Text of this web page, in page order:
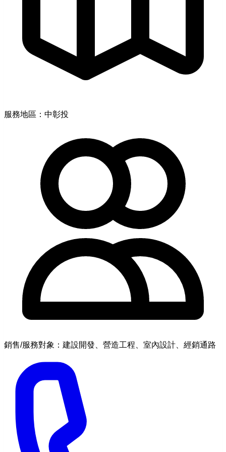
服務地區：中彰投
銷售/服務對象：建設開發、營造工程、室內設計、經銷通路